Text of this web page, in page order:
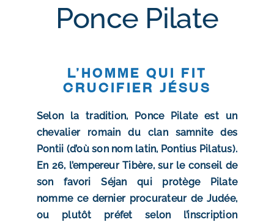
Qui sommes-nous ?
RECHERCHER:
S’inscrire à la newsletter
Ponce Pilate
L’homme qui fit
crucifier Jésus
Selon la tradition, Ponce Pilate est un
chevalier romain du clan samnite des
Pontii (d’où son nom latin, Pontius Pilatus).
En 26, l’empereur Tibère, sur le conseil de
son favori Séjan qui protège Pilate
nomme ce dernier procurateur de Judée,
ou plutôt préfet selon l’inscription